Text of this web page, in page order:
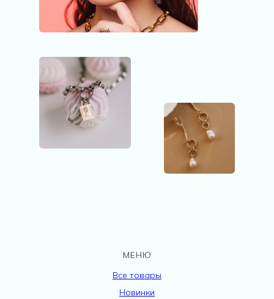
МЕНЮ
Все товары
Новинки